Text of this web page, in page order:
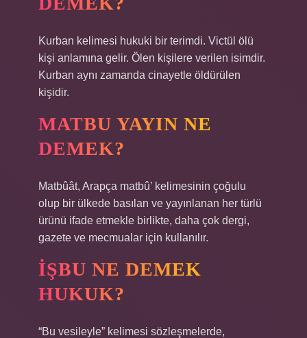
Kurban kelimesi hukuki bir terimdi. Victül ölü
kişi anlamına gelir. Ölen kişilere verilen isimdir.
Kurban aynı zamanda cinayetle öldürülen
kişidir.
MATBU YAYIN NE
DEMEK?
Matbûât, Arapça matbû’ kelimesinin çoğulu
olup bir ülkede basılan ve yayınlanan her türlü
ürünü ifade etmekle birlikte, daha çok dergi,
gazete ve mecmualar için kullanılır.
İŞBU NE DEMEK
HUKUK?
“Bu vesileyle” kelimesi sözleşmelerde,